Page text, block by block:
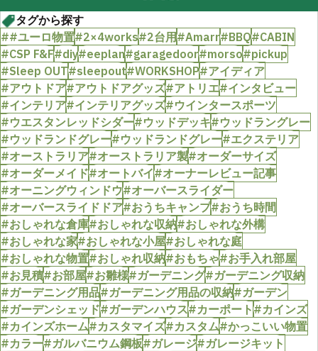
タグから探す
##ユーロ物置#2×4works#2台用#Amarr#BBQ#CABIN
#CSP F&F#diy#eeplan#garagedoor#morso#pickup
#Sleep OUT#sleepout#WORKSHOP#アイディア
#アウトドア#アウトドアグッズ#アトリエ#インタビュー
#インテリア#インテリアグッズ#ウインタースポーツ
#ウエスタンレッドシダー#ウッドデッキ#ウッドラングレー
#ウッドランドグレー#ウッドランドグレー#エクステリア
#オーストラリア#オーストラリア製#オーダーサイズ
#オーダーメイド#オートバイ#オーナーレビュー記事
#オーニングウィンドウ#オーバースライダー
#オーバースライドドア#おうちキャンプ#おうち時間
#おしゃれな倉庫#おしゃれな収納#おしゃれな外構
#おしゃれな家#おしゃれな小屋#おしゃれな庭
#おしゃれな物置#おしゃれ収納#おもちゃ#お手入れ部屋
#お見積#お部屋#お雛様#ガーデニング#ガーデニング収納
#ガーデニング用品#ガーデニング用品の収納#ガーデン
#ガーデンシェッド#ガーデンハウス#カーポート#カインズ
#カインズホーム#カスタマイズ#カスタム#かっこいい物置
#カラー#ガルバニウム鋼板#ガレージ#ガレージキット